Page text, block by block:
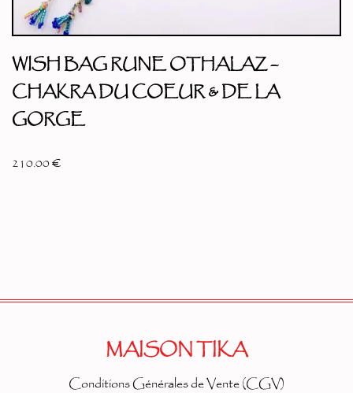
WISH BAG RUNE OTHALAZ –
CHAKRA DU COEUR & DE LA
GORGE
210.00€
MAISON TIKA
Conditions Générales de Vente (CGV)